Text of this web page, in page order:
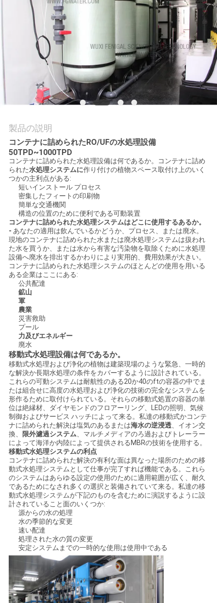
達
に
連
絡
し
な
さ
い
ニ
ュ
ー
ス
引
用
を
要
求
し
な
さ
い
地
PRIVACY
POLICY
製品の説明
コンテナに詰められたRO/UFの水処理設備
50TPD~1000TPD
コンテナに詰められた水処理設備は何であるか。コンテナに詰め
られた水処理システムに作り付けの植物スペース取付け上のいく
つかの主利点がある:
短いインストール プロセス
密集したフィートの印刷物
簡単な交通機関
構造の位置のために便利である可動装置
コンテナに詰められた水処理システムはどこに使用するあるか。
- あなたの適用は飲んでいるかどうか、プロセス、または廃水。
現地のコンテナに詰められた水または廃水処理システムは扱われ
た水を買うか、または水から有害な汚染物を取除くために水処理
設備へ廃水を排出するかわりにより実用的、費用効果が大きい。
コンテナに詰められた水処理システムのほとんどの使用を用いる
ある企業はここにある:
公共配達
鉱山
軍
農業
災害救助
プール
力及びエネルギー
廃水
移動式水処理設備は何であるか。
移動式水処理および浄化の植物は建築現場のような緊急、一時的
な解決か長期水処理の条件をカバーするように設計されている。
これらの可動システムは耐航性のある20か40のftの容器の中でま
たは組合せに高度の水処理および浄化の技術の完全なシステムを
形作るために取付けられている。それらの移動式処置の容器の単
位は絶縁材、ダイヤモンドのフロアーリング、LEDの照明、気候
制御およびサービス ハッチによって来る。私達の移動式かコンテ
ナに詰められた解決は塩気のあるまたは海水の逆浸透、イオン交
換、
限外濾過システム、マルチメディアのろ過およびトレーラー
によって海洋か内陸によって提供されるMBRの技術を使用する。
移動式水処理システムの利点
コンテナに詰められた解決の有利な面は異なった場所のための移
動式水処理システムとして仕事が完了すれば機能である。これら
のシステムはあらゆる設定の使用のために適用範囲が広く、耐久
であるためになされ多くの選択と装備されていて来る。私達の移
動式水処理システムが下記のものを含むために演説するように設
計されていること面のいくつか:
源からの水の処理
水の季節的な変更
速い配達
処理された水の質の変更
安定システムまでの一時的な使用は使用中である